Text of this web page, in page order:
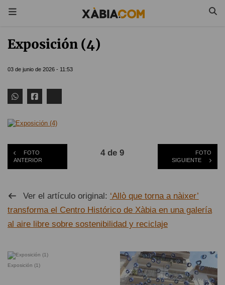
Exposición (4)
03 de junio de 2026 - 11:53
FOTO
ANTERIOR
4 de 9
FOTO
SIGUIENTE
Ver el artículo original: ‘Allò que torna a nàixer’
transforma el Centro Histórico de Xàbia en una galería
al aire libre sobre sostenibilidad y reciclaje
Exposición (1)